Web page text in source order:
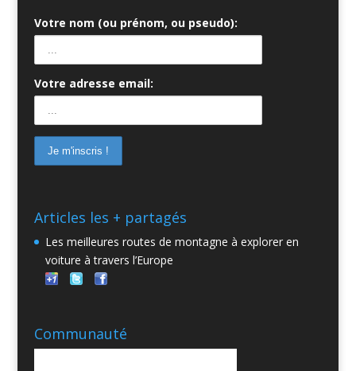
Votre nom (ou prénom, ou pseudo):
Votre adresse email:
Articles les + partagés
Les meilleures routes de montagne à explorer en
voiture à travers l’Europe
Communauté